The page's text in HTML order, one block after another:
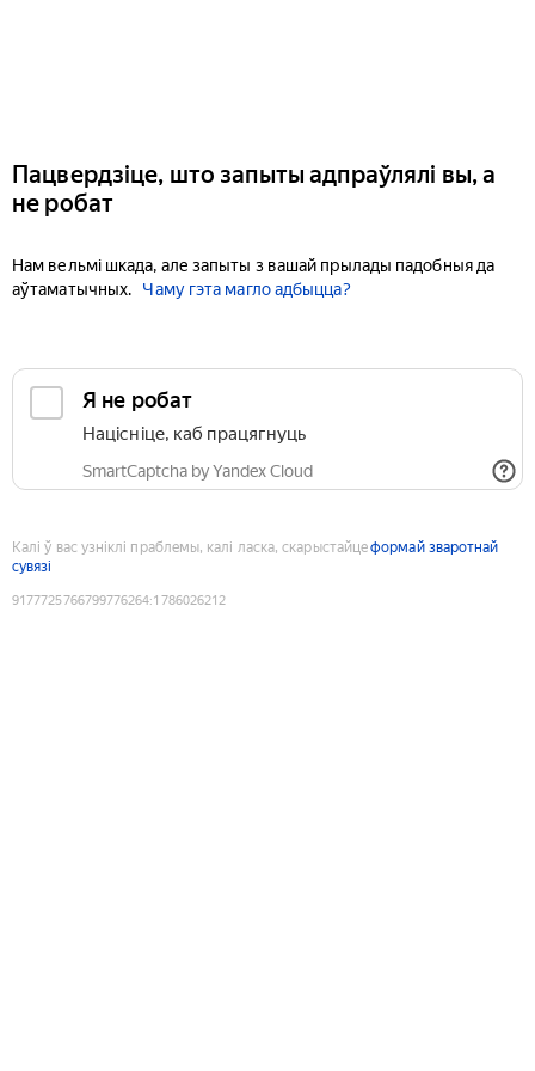
Пацвердзіце, што запыты адпраўлялі вы, а
не робат
Нам вельмі шкада, але запыты з вашай прылады падобныя да
аўтаматычных.
Чаму гэта магло адбыцца?
Я не робат
Націсніце, каб працягнуць
SmartCaptcha by Yandex Cloud
Калі ў вас узніклі праблемы, калі ласка, скарыстайцеформай зваротнай
сувязі
9177725766799776264:1786026212